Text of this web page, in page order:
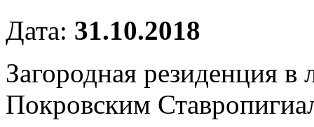
Дата: 31.10.2018
Загородная резиденция
Покровским